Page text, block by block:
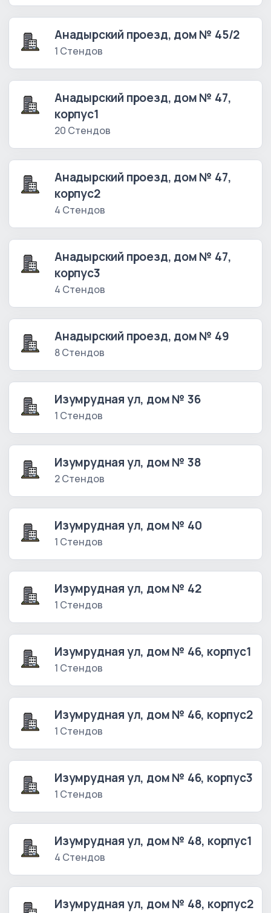
Анадырский проезд, дом № 45/2
1 Стендов
Анадырский проезд, дом № 47,
корпус1
20 Стендов
Анадырский проезд, дом № 47,
корпус2
4 Стендов
Анадырский проезд, дом № 47,
корпус3
4 Стендов
Анадырский проезд, дом № 49
8 Стендов
Изумрудная ул, дом № 36
1 Стендов
Изумрудная ул, дом № 38
2 Стендов
Изумрудная ул, дом № 40
1 Стендов
Изумрудная ул, дом № 42
1 Стендов
Изумрудная ул, дом № 46, корпус1
1 Стендов
Изумрудная ул, дом № 46, корпус2
1 Стендов
Изумрудная ул, дом № 46, корпус3
1 Стендов
Изумрудная ул, дом № 48, корпус1
4 Стендов
Изумрудная ул, дом № 48, корпус2